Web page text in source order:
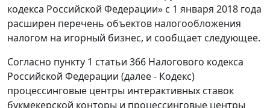
кодекса Российской Федерации» с 1 января 2018 года
расширен перечень объектов налогообложения
налогом на игорный бизнес, и сообщает следующее.
Согласно пункту 1 статьи 366 Налогового кодекса
Российской Федерации (далее - Кодекс)
процессинговые центры интерактивных ставок
букмекерской конторы и процессинговые центры